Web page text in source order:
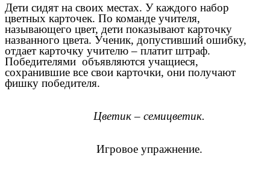
Дети сидят на своих местах. У каждого набор
цветных карточек. По команде учителя,
называющего цвет, дети показывают карточку
названного цвета. Ученик, допустивший ошибку,
отдает карточку учителю – платит штраф.
Победителями объявляются учащиеся,
сохранившие все свои карточки, они получают
фишку победителя.
Цветик – семицветик.
Игровое упражнение.